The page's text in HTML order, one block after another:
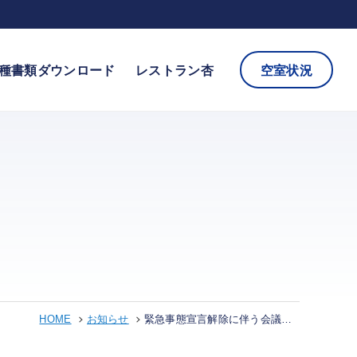
書類ダウンロード レストラン杏 空室状況
HOME お知らせ 緊急事態宣言解除に伴う会議室利用について